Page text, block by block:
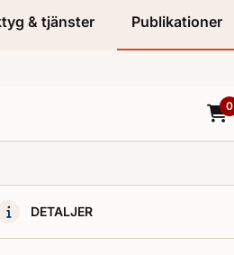
& tjänster Publikationer
0
DETALJER